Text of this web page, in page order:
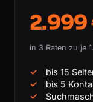
2.999
in 3 Raten zu je
bis 15
bis 5